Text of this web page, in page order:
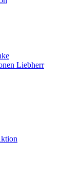
Liebherr